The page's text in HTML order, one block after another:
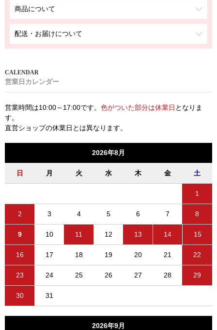
商品について
配送・お届けについて
営業日カレンダー
営業時間は10:00～17:00です。 色がついた部分は休業日 となりま
す。
直営ショップの休業日とは異なります。
2026年8月
日 月 火 水 木 金 土
1
2 3 4 5 6 7 8
9 10 11 12 13 14 15
16 17 18 19 20 21 22
23 24 25 26 27 28 29
30 31
2026年9月